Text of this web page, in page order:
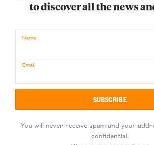
to discover all the news
Name
Email
You will never receive spam and your
confidential.